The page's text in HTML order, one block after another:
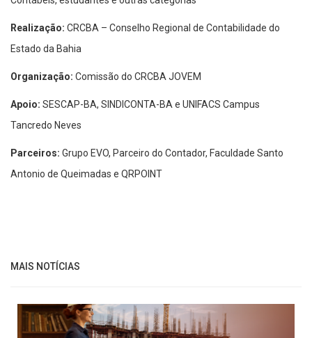
Realização: CRCBA – Conselho Regional de Contabilidade do
Estado da Bahia
Organização: Comissão do CRCBA JOVEM
Apoio: SESCAP-BA, SINDICONTA-BA e UNIFACS Campus
Tancredo Neves
Parceiros: Grupo EVO, Parceiro do Contador, Faculdade Santo
Antonio de Queimadas e QRPOINT
MAIS NOTÍCIAS